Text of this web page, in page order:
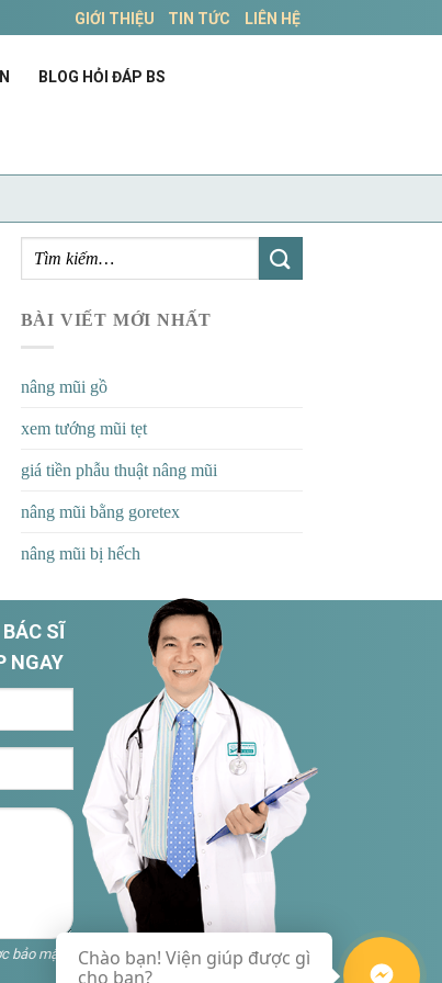
GIỚI THIỆU TIN TỨC LIÊN HỆ
BLOG HỎI ĐÁP BS
BÀI VIẾT MỚI NHẤT
nâng mũi gồ
xem tướng mũi tẹt
giá tiền phẫu thuật nâng mũi
nâng mũi bằng goretex
nâng mũi bị hếch
SĨ
NGAY
bảo mật
Chào bạn! Viện giúp được gì
cho bạn?